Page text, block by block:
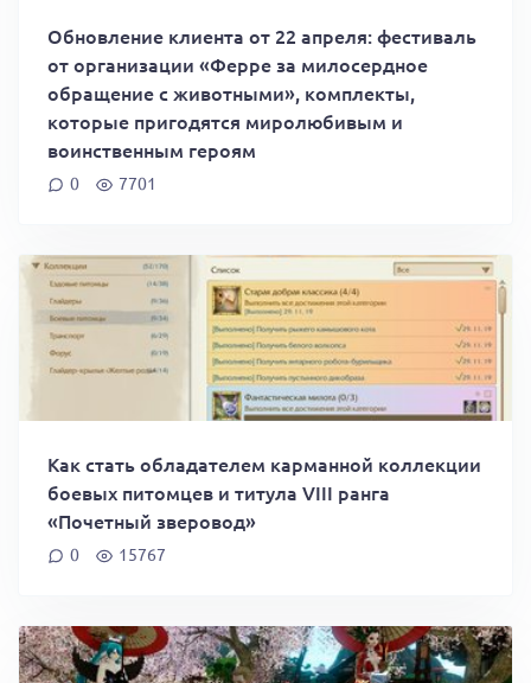
Обновление клиента от 22 апреля: фестиваль
от организации «Ферре за милосердное
обращение с животными», комплекты,
которые пригодятся миролюбивым и
воинственным героям
0 7701
Как стать обладателем карманной коллекции
боевых питомцев и титула VIII ранга
«Почетный зверовод»
0 15767